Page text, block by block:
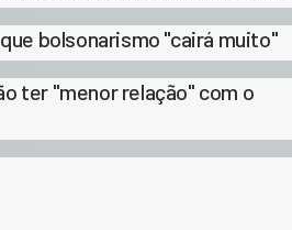
bolsonarismo "cairá muito"
ter "menor relação" com o